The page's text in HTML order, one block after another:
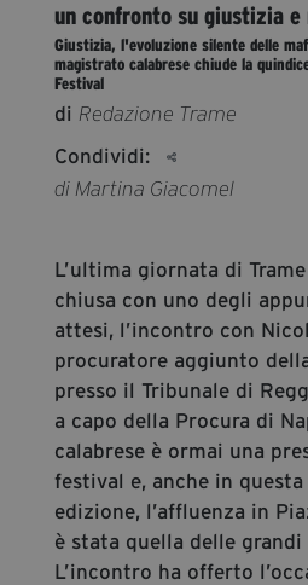
segreteria@tramefestival.it
info@tramefestival.it
+39 346 954 4078
un confronto su giustizia e
Giustizia, l'evoluzione silente delle
magistrato calabrese chiude la
Festival
di Redazione Trame
Condividi:
di Martina Giacomel
L’ultima giornata di
chiusa con uno degli
attesi, l’incontro con
procuratore aggiunto
presso il Tribunale di
a capo della Procura di
calabrese è ormai una
festival e, anche in
edizione, l’affluenza in
è stata quella delle grandi
L’incontro ha offerto